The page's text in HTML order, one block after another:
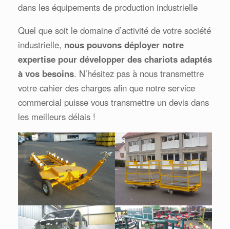
dans les équipements de production industrielle
Quel que soit le domaine d’activité de votre société
industrielle, nous pouvons déployer notre
expertise pour développer des chariots adaptés
à vos besoins. N’hésitez pas à nous transmettre
votre cahier des charges afin que notre service
commercial puisse vous transmettre un devis dans
les meilleurs délais !